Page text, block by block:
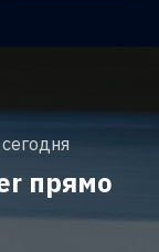
прямо